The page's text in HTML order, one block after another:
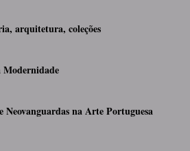
arquitetura, coleções
Modernidade
Neovanguardas na Arte Portuguesa